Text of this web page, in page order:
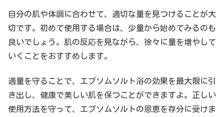
自分の肌や体調に合わせて、適切な量を見つけることが大
切です。初めて使用する場合は、少量から始めてみるのも
良いでしょう。肌の反応を見ながら、徐々に量を増やして
いくことをおすすめします。
適量を守ることで、エプソムソルト浴の効果を最大限に引
き出し、健康で美しい肌を保つことができますよ。正しい
使用方法を守って、エプソムソルトの恩恵を存分に受けま